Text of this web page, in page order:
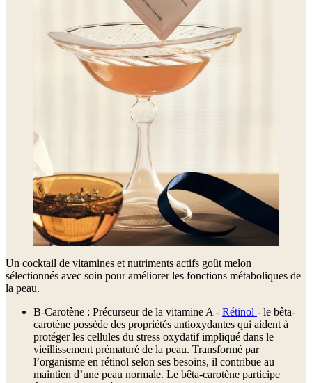
Un cocktail de vitamines et nutriments actifs goût melon
sélectionnés avec soin pour améliorer les fonctions métaboliques de
la peau.
B-Carotène : Précurseur de la vitamine A - Rétinol - le bêta-
carotène possède des propriétés antioxydantes qui aident à
protéger les cellules du stress oxydatif impliqué dans le
vieillissement prématuré de la peau. Transformé par
l’organisme en rétinol selon ses besoins, il contribue au
maintien d’une peau normale. Le bêta-carotène participe